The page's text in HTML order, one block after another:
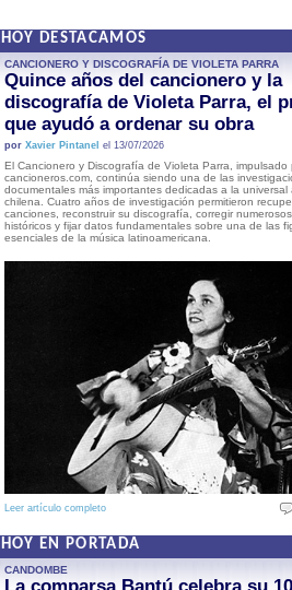
HOY DESTACAMOS
CANCIONERO Y DISCOGRAFÍA DE VIOLETA PARRA
Quince años del cancionero y la
discografía de Violeta Parra, el
que ayudó a ordenar su obra
por Xavier Pintanel el 13/07/2026
El Cancionero y Discografía de Violeta Parra, impulsado
cancioneros.com, continúa siendo una de las
documentales más importantes dedicadas a la universal
chilena. Cuatro años de investigación permitieron
canciones, reconstruir su discografía, corregir
históricos y fijar datos fundamentales sobre una de las
esenciales de la música latinoamericana.
Leer artículo completo
HOY EN PORTADA
CANDOMBE